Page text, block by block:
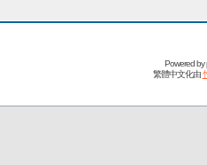
Powered by
繁體中文化由